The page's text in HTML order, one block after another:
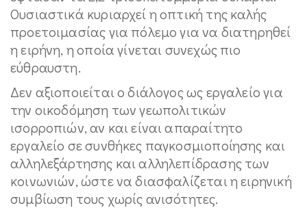
Ουσιαστικά κυριαρχεί η οπτική της καλής
προετοιμασίας για πόλεμο για να διατηρηθεί
η ειρήνη, η οποία γίνεται συνεχώς πιο
εύθραυστη.
Δεν αξιοποιείται ο διάλογος ως εργαλείο για
την οικοδόμηση των γεωπολιτικών
ισορροπιών, αν και είναι απαραίτητο
εργαλείο σε συνθήκες παγκοσμιοποίησης και
αλληλεξάρτησης και αλληλεπίδρασης των
κοινωνιών, ώστε να διασφαλίζεται η ειρηνική
συμβίωση τους χωρίς ανισότητες.